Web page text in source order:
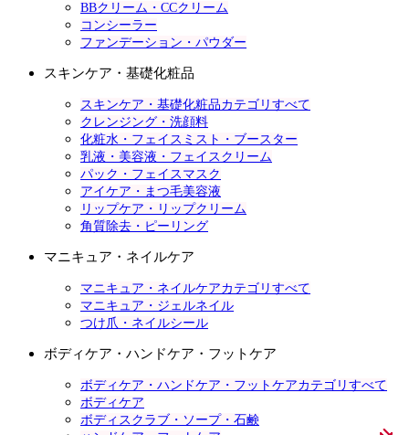
BBクリーム・CCクリーム
コンシーラー
ファンデーション・パウダー
スキンケア・基礎化粧品
スキンケア・基礎化粧品カテゴリすべて
クレンジング・洗顔料
化粧水・フェイスミスト・ブースター
乳液・美容液・フェイスクリーム
パック・フェイスマスク
アイケア・まつ毛美容液
リップケア・リップクリーム
角質除去・ピーリング
マニキュア・ネイルケア
マニキュア・ネイルケアカテゴリすべて
マニキュア・ジェルネイル
つけ爪・ネイルシール
ボディケア・ハンドケア・フットケア
ボディケア・ハンドケア・フットケアカテゴリすべて
ボディケア
ボディスクラブ・ソープ・石鹸